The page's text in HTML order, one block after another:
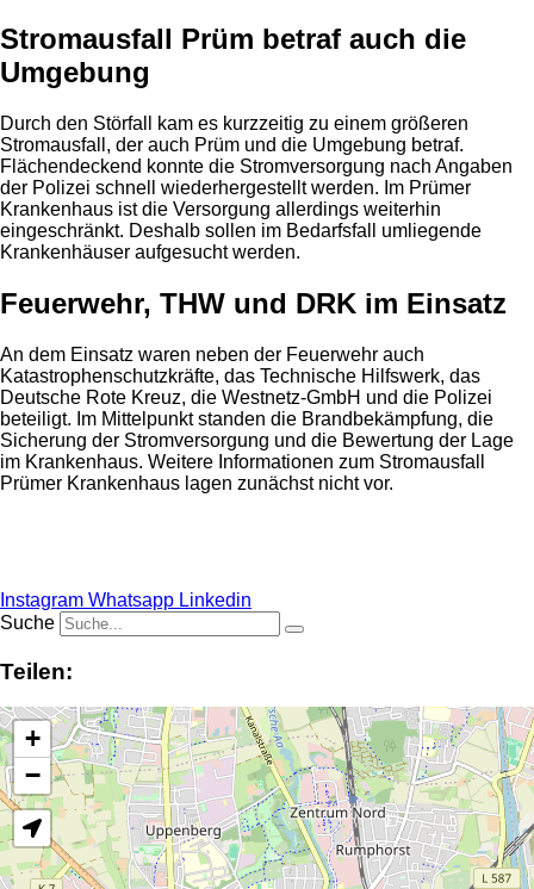
Stromausfall Prüm betraf auch die
Umgebung
Durch den Störfall kam es kurzzeitig zu einem größeren
Stromausfall, der auch Prüm und die Umgebung betraf.
Flächendeckend konnte die Stromversorgung nach Angaben
der Polizei schnell wiederhergestellt werden. Im Prümer
Krankenhaus ist die Versorgung allerdings weiterhin
eingeschränkt. Deshalb sollen im Bedarfsfall umliegende
Krankenhäuser aufgesucht werden.
Feuerwehr, THW und DRK im Einsatz
An dem Einsatz waren neben der Feuerwehr auch
Katastrophenschutzkräfte, das Technische Hilfswerk, das
Deutsche Rote Kreuz, die Westnetz-GmbH und die Polizei
beteiligt. Im Mittelpunkt standen die Brandbekämpfung, die
Sicherung der Stromversorgung und die Bewertung der Lage
im Krankenhaus. Weitere Informationen zum Stromausfall
Prümer Krankenhaus lagen zunächst nicht vor.
Instagram Whatsapp Linkedin
Suche
Teilen:
+
−